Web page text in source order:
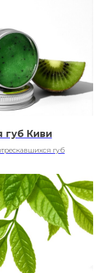
губ Киви
губ